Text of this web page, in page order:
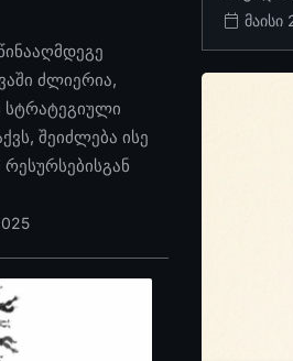
ძლიერია,
სტრატეგიული
შეიძლება ისე
მაისი